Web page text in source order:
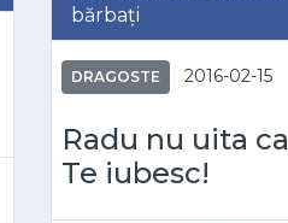
bărbați
DRAGOSTE 2016-02-15
Radu nu uita ca
Te iubesc!